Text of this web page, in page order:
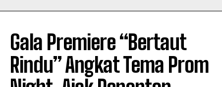
Gala Premiere “Bertaut
Rindu” Angkat Tema Prom